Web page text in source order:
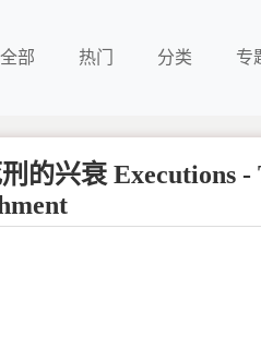
全部 热门 分类 专
的兴衰 Executions -